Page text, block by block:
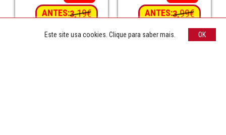
ANTES:3,19€
2, 69€
ANTES:3,99€
3, 29€
Este site usa cookies. Clique para saber mais. OK